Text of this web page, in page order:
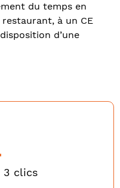
du temps en
à un CE
d’une
3 clics